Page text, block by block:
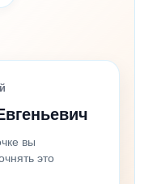
вы
это